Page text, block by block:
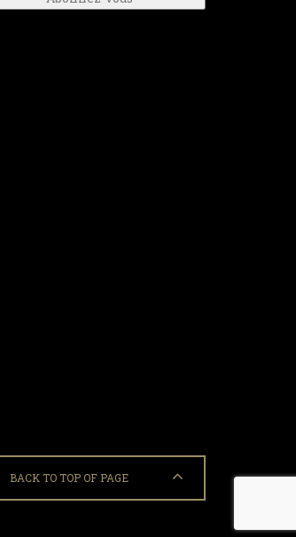
BACK TO TOP OF PAGE